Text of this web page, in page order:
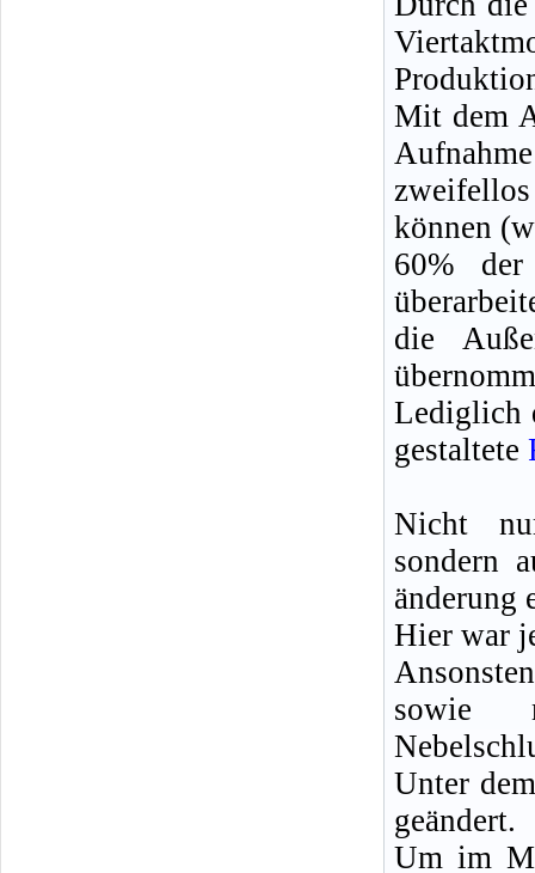
Mit dem
können
60% der
die
Lediglich
gestaltete
Nicht
sondern
änderung
Hier war
Unter
geändert.
Um im